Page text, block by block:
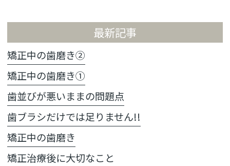
最新記事
矯正中の歯磨き②
矯正中の歯磨き①
歯並びが悪いままの問題点
歯ブラシだけでは足りません!!
矯正中の歯磨き
矯正治療後に大切なこと